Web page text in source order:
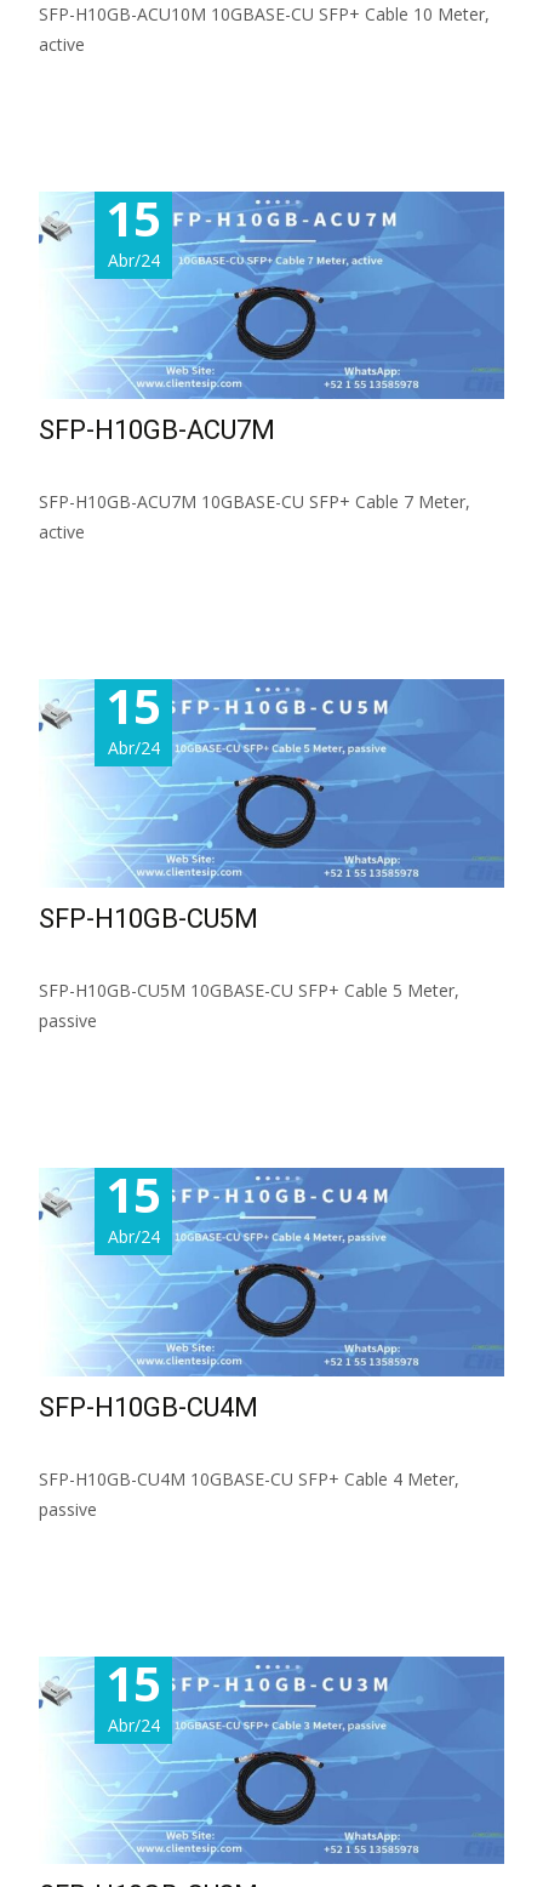
SFP-H10GB-ACU10M 10GBASE-CU SFP+ Cable 10 Meter,
active
15
Abr/24
SFP-H10GB-ACU7M
SFP-H10GB-ACU7M 10GBASE-CU SFP+ Cable 7 Meter,
active
15
Abr/24
SFP-H10GB-CU5M
SFP-H10GB-CU5M 10GBASE-CU SFP+ Cable 5 Meter,
passive
15
Abr/24
SFP-H10GB-CU4M
SFP-H10GB-CU4M 10GBASE-CU SFP+ Cable 4 Meter,
passive
15
Abr/24